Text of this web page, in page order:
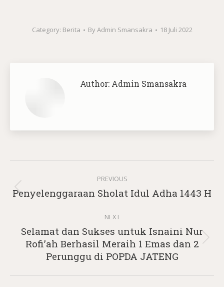
Category: Berita ByAdmin Smansakra 18 Juli 2022
Author: Admin Smansakra
navigation
PREVIOUS
Previous
Penyelenggaraan Sholat Idul Adha 1443 H
NEXT
Next
post:
Selamat dan Sukses untuk Isnaini Nur
Rofi’ah Berhasil Meraih 1 Emas dan 2
Perunggu di POPDA JATENG